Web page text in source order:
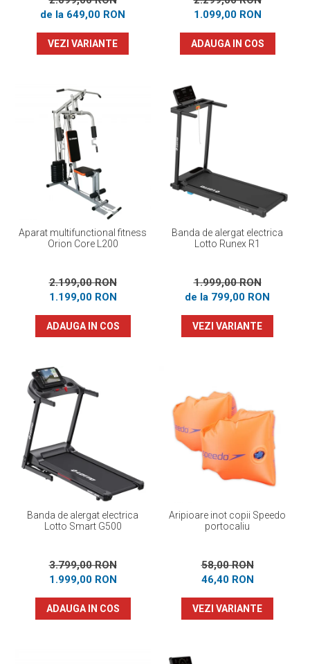
de la 649,00 RON
VEZI VARIANTE
1.099,00 RON
ADAUGA IN COS
Aparat multifunctional fitness
Orion Core L200
2.199,00 RON
1.199,00 RON
ADAUGA IN COS
Banda de alergat electrica
Lotto Runex R1
1.999,00 RON
de la 799,00 RON
VEZI VARIANTE
Banda de alergat electrica
Lotto Smart G500
3.799,00 RON
1.999,00 RON
ADAUGA IN COS
Aripioare inot copii Speedo
portocaliu
58,00 RON
46,40 RON
VEZI VARIANTE